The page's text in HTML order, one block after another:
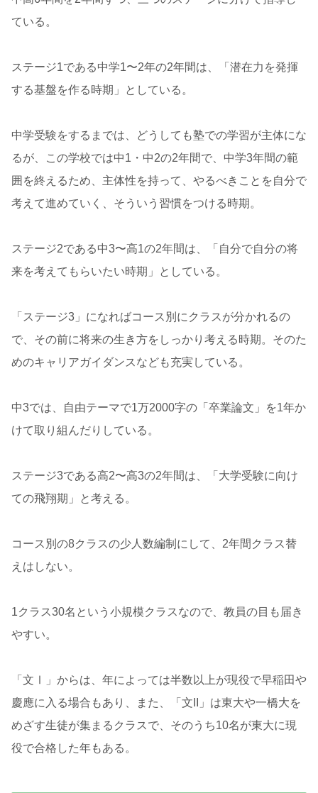
ている。
ステージ1である中学1〜2年の2年間は、「潜在力を発揮
する基盤を作る時期」としている。
中学受験をするまでは、どうしても塾での学習が主体にな
るが、この学校では中1・中2の2年間で、中学3年間の範
囲を終えるため、主体性を持って、やるべきことを自分で
考えて進めていく、そういう習慣をつける時期。
ステージ2である中3〜高1の2年間は、「自分で自分の将
来を考えてもらいたい時期」としている。
「ステージ3」になればコース別にクラスが分かれるの
で、その前に将来の生き方をしっかり考える時期。そのた
めのキャリアガイダンスなども充実している。
中3では、自由テーマで1万2000字の「卒業論文」を1年か
けて取り組んだりしている。
ステージ3である高2〜高3の2年間は、「大学受験に向け
ての飛翔期」と考える。
コース別の8クラスの少人数編制にして、2年間クラス替
えはしない。
1クラス30名という小規模クラスなので、教員の目も届き
やすい。
「文Ⅰ」からは、年によっては半数以上が現役で早稲田や
慶應に入る場合もあり、また、「文II」は東大や一橋大を
めざす生徒が集まるクラスで、そのうち10名が東大に現
役で合格した年もある。